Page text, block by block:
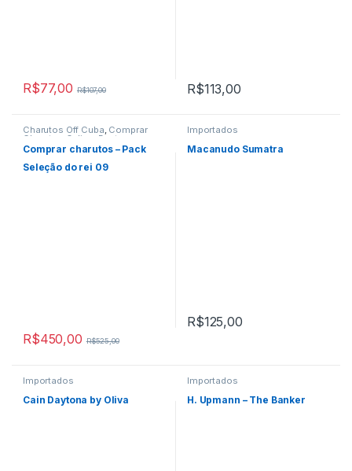
R$77,00 R$107,00 R$113,00
Charutos Off Cuba, Comprar
Charutos Online Destaque
Comprar Charutos Online,
Destaques ,Packs da Semana
Packs e Kits,Primeira Página
Seleção do REI, The King of
Comprar charutos – Pack
Seleção do rei 09
R$450,00 R$525,00
Importados
Macanudo Sumatra
R$125,00
Importados
Cain Daytona by Oliva
Importados
H. Upmann – The Banker